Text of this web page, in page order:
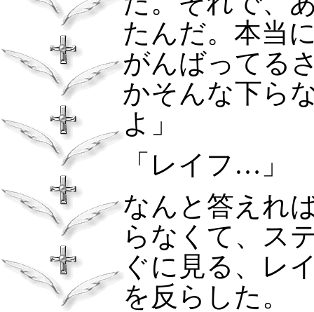
たんだ。本当
がんばってる
かそんな下ら
よ」
「レイフ…」
なんと答えれ
らなくて、ス
ぐに見る、レ
を反らした。